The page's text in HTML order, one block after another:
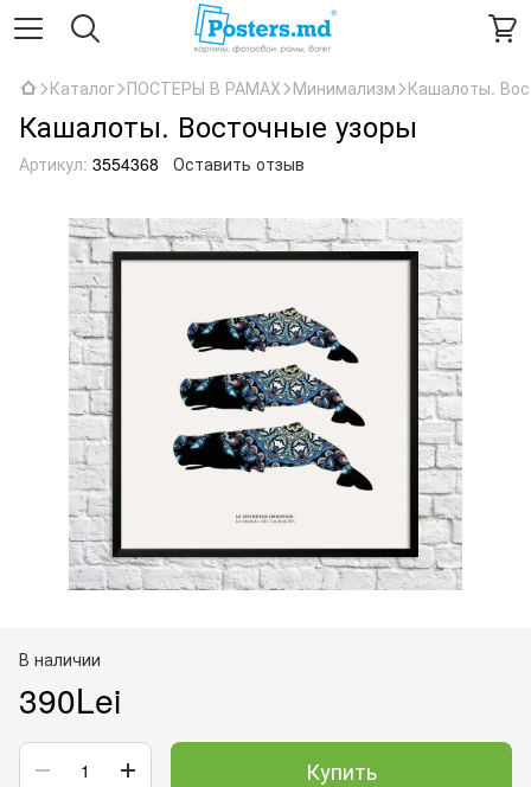
Каталог ПОСТЕРЫ В РАМАХ Минимализм Кашалоты.
Кашалоты. Восточные узоры
Артикул: 3554368 Оставить отзыв
В наличии
390Lei
Купить